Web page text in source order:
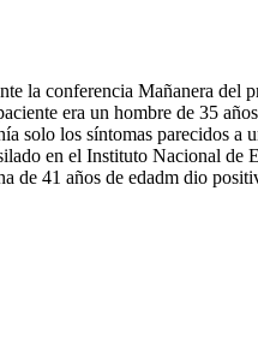
la conferencia Mañanera
era un hombre de 35
solo los síntomas parecidos
en el Instituto Nacional de
de 41 años de edadm dio